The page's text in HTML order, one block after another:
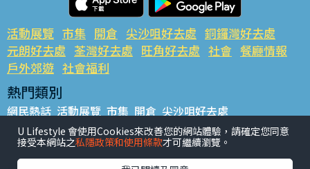
活動展覽 市集 開倉 尖沙咀好去處 銅鑼灣好去處
元朗好去處 荃灣好去處 旺角好去處 社會 餐廳情報
戶外郊遊 社會福利
熱門類別
網民熱話 活動展覽 市集 開倉 尖沙咀好去處
銅鑼灣好去處 元朗好去處 荃灣好去處 旺角好去處 社會
餐廳情報 戶外郊遊
U Lifestyle 會使用Cookies來改善您的網站體驗，請確定您同意
接受本網站之私隱政策和使用條款才可繼續瀏覽。